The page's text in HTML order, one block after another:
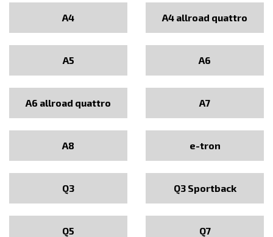
A4 A4 allroad quattro
A5 A6
A6 allroad quattro A7
A8 e-tron
Q3 Q3 Sportback
Q5 Q7